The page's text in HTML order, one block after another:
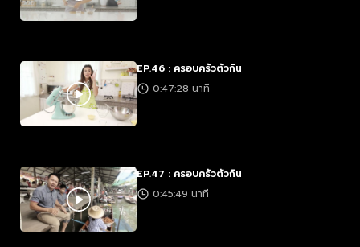
EP.46 : ครอบครัวตัวกิน
0:47:28 นาที
EP.47 : ครอบครัวตัวกิน
0:45:49 นาที